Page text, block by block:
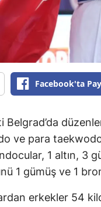
Facebook'ta
Belgrad’da
ve para
1 altın, 3
1 gümüş ve 1
erkekler 54